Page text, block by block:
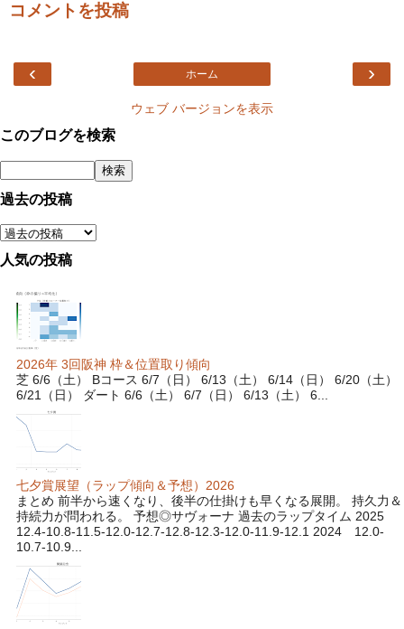
コメントを投稿
‹ ›
ホーム
ウェブ バージョンを表示
このブログを検索
過去の投稿
人気の投稿
2026年 3回阪神 枠＆位置取り傾向
芝 6/6（土） Bコース 6/7（日） 6/13（土） 6/14（日） 6/20（土）
6/21（日） ダート 6/6（土） 6/7（日） 6/13（土） 6...
七夕賞展望（ラップ傾向＆予想）2026
まとめ 前半から速くなり、後半の仕掛けも早くなる展開。 持久力＆
持続力が問われる。 予想◎サヴォーナ 過去のラップタイム 2025
12.4-10.8-11.5-12.0-12.7-12.8-12.3-12.0-11.9-12.1 2024 12.0-
10.7-10.9...